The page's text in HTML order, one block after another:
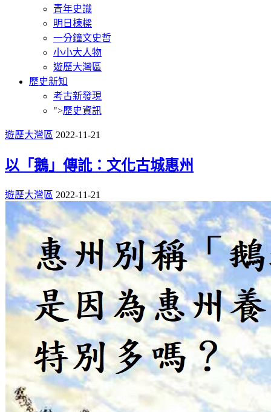
青年史識
明日棟樑
一分鐘文史哲
小小大人物
遊歷大灣區
歷史新知
考古新發現
">歷史資訊
遊歷大灣區 2022-11-21
以「鵝」傳訛：文化古城惠州
遊歷大灣區 2022-11-21